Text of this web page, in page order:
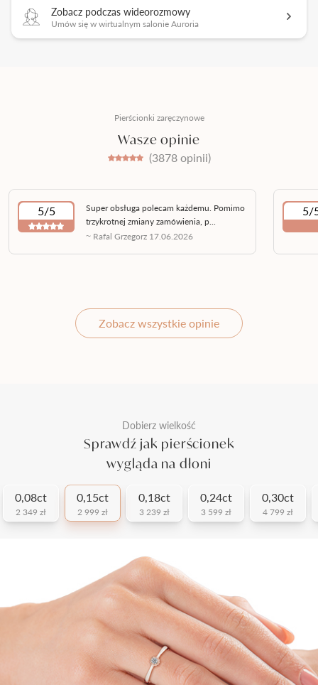
Zobacz podczas wideorozmowy
Umów się w wirtualnym salonie Auroria
Pierścionki zaręczynowe
Wasze opinie
(3878 opinii)
5/5
Super obsługa polecam każdemu. Pomimo
trzykrotnej zmiany zamówienia, p...
~ Rafal Grzegorz 17.06.2026
5/
Zobacz wszystkie opinie
Dobierz wielkość
Sprawdź jak pierścionek
wygląda na dłoni
0,08ct
2 349 zł
0,15ct
2 999 zł
0,18ct
3 239 zł
0,24ct
3 599 zł
0,30ct
4 799 zł